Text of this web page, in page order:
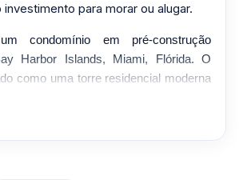
para morar ou alugar.
condomínio em pré-construção
Harbor Islands, Miami, Flórida. O
como uma torre residencial moderna
de vida e acesso conveniente a